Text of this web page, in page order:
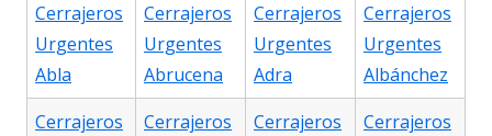
Cerrajeros
Urgentes
Abla
Cerrajeros
Urgentes
Abrucena
Cerrajeros
Urgentes
Adra
Cerrajeros
Urgentes
Albánchez
Cerrajeros
Cerrajeros
Cerrajeros
Cerrajeros